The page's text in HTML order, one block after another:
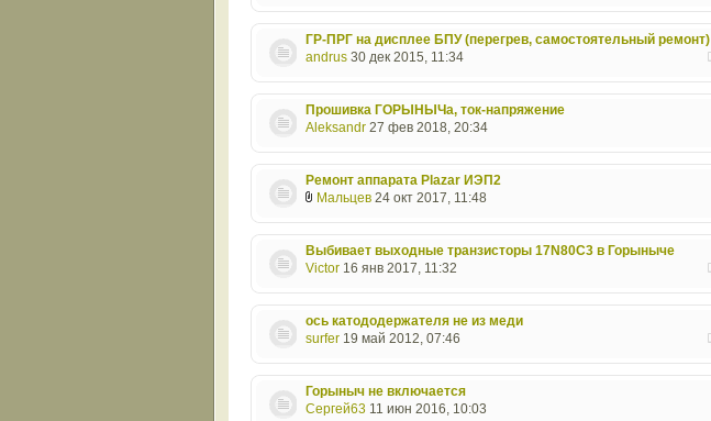
ГР-ПРГ на дисплее БПУ (перегрев, самостоятельный ремонт)
andrus30 дек 2015, 11:34
Прошивка ГОРЫНЫЧа, ток-напряжение
Aleksandr27 фев 2018, 20:34
Ремонт аппарата Plazar ИЭП2
Мальцев24 окт 2017, 11:48
Выбивает выходные транзисторы 17N80С3 в Горыныче
Victor16 янв 2017, 11:32
ось катододержателя не из меди
surfer19 май 2012, 07:46
Горыныч не включается
Сергей6311 июн 2016, 10:03